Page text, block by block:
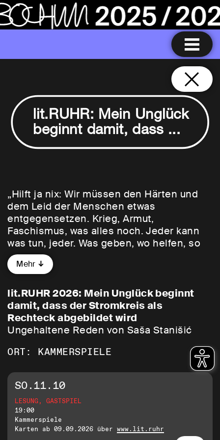
lit.RUHR: Mein Unglück
beginnt damit, dass ...
„Hilft ja nix: Wir müssen den Härten und
dem Leid der Menschen etwas
entgegensetzen. Krieg, Armut,
Faschismus, was alles noch. Jeder kann
was tun, jeder. Was geben, wo helfen, so
was. Verantwortung übernehmen. Wenn
schon alles den Bach runtergeht, dann
Wer könnte uns in diesen turbulenten
Zeiten besser Mut zusprechen als der
Erzählkünstler und Buchpreisträger Saša
angesprochen werden, platziert sie auf
Ausguss nach vorn“). Nach gefeierten
Romanen, Kinderbüchern, Erzählungen
und Jugendbüchern hat er einen Band mit
gehaltenen und ungehaltenen Reden
veröffentlicht: InMein Unglück beginnt
Mehr
lit.RUHR 2026: Mein Unglück beginnt
damit, dass der Stromkreis als
Rechteck abgebildet wird
Ungehaltene Reden von Saša Stanišić
ORT: KAMMERSPIELE
SO.11.10
LESUNG, GASTSPIEL
19:00
Kammerspiele
Karten ab 09.09.2026 überwww.lit.ruhr